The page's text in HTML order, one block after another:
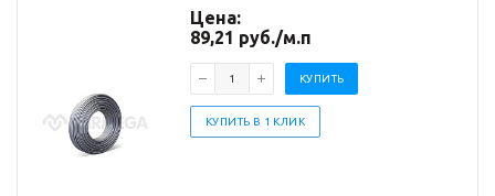
Цена:
89,21 руб./м.п
КУПИТЬ
КУПИТЬ В 1 КЛИК